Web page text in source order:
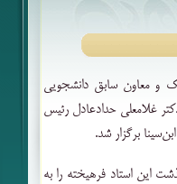
و معاون سابق دانشجویی
غلامعلی حدادعادل رئیس
.
این استاد فرهیخته را به